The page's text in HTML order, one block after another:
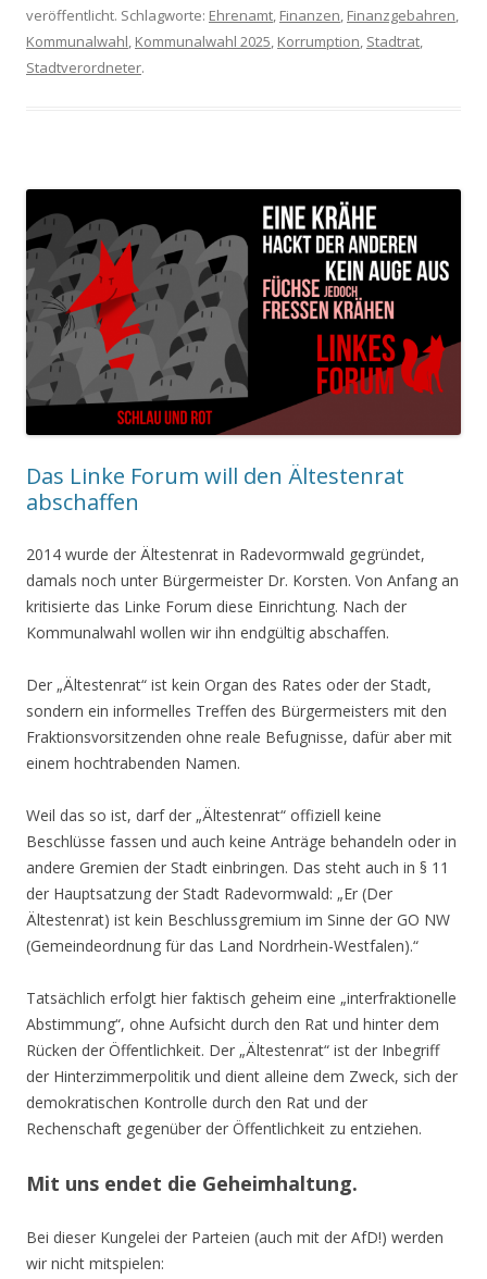
veröffentlicht. Schlagworte: Ehrenamt, Finanzen, Finanzgebahren,
Kommunalwahl, Kommunalwahl 2025, Korrumption, Stadtrat,
Stadtverordneter.
Das Linke Forum will den Ältestenrat
abschaffen
2014 wurde der Ältestenrat in Radevormwald gegründet,
damals noch unter Bürgermeister Dr. Korsten. Von Anfang an
kritisierte das Linke Forum diese Einrichtung. Nach der
Kommunalwahl wollen wir ihn endgültig abschaffen.
Der „Ältestenrat“ ist kein Organ des Rates oder der Stadt,
sondern ein informelles Treffen des Bürgermeisters mit den
Fraktionsvorsitzenden ohne reale Befugnisse, dafür aber mit
einem hochtrabenden Namen.
Weil das so ist, darf der „Ältestenrat“ offiziell keine
Beschlüsse fassen und auch keine Anträge behandeln oder in
andere Gremien der Stadt einbringen. Das steht auch in § 11
der Hauptsatzung der Stadt Radevormwald: „Er (Der
Ältestenrat) ist kein Beschlussgremium im Sinne der GO NW
(Gemeindeordnung für das Land Nordrhein-Westfalen).“
Tatsächlich erfolgt hier faktisch geheim eine „interfraktionelle
Abstimmung“, ohne Aufsicht durch den Rat und hinter dem
Rücken der Öffentlichkeit. Der „Ältestenrat“ ist der Inbegriff
der Hinterzimmerpolitik und dient alleine dem Zweck, sich der
demokratischen Kontrolle durch den Rat und der
Rechenschaft gegenüber der Öffentlichkeit zu entziehen.
Mit uns endet die Geheimhaltung.
Bei dieser Kungelei der Parteien (auch mit der AfD!) werden
wir nicht mitspielen: